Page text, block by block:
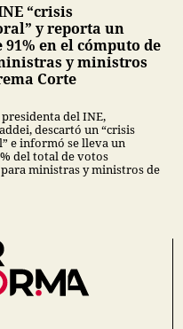
“crisis
y reporta un
91% en el cómputo de
y ministros
Corte
del INE,
descartó un “crisis
e informó se lleva un
del total de votos
ministras y ministros de